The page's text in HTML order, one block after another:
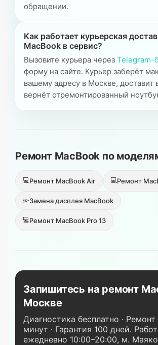
обращении.
Как работает курьерская
MacBook в сервис?
Вызовите курьера через Telegram-
форму на сайте. Курьер заберёт
вашему адресу в Москве, доставит
вернёт отремонтированный
Ремонт MacBook по
💻Ремонт MacBook Air 💻Ремонт
🔦Замена дисплея MacBook
💻Ремонт MacBook Pro 13
Запишитесь на ремонт
Москве
Диагностика бесплатно ·
минут · Гарантия 100 дней.
ежедневно 10:00–20:00, м.